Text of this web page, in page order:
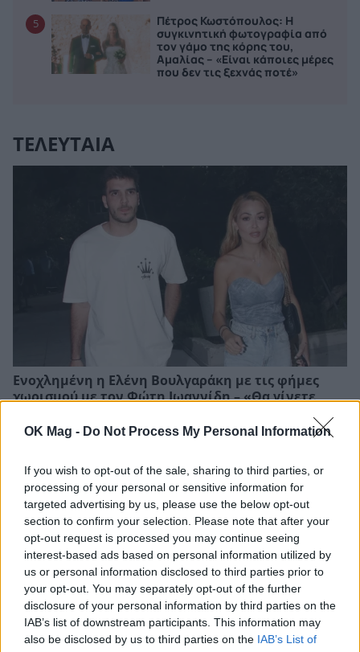
OK Mag - Do Not Process My Personal Information
If you wish to opt-out of the sale, sharing to third parties, or
processing of your personal or sensitive information for
targeted advertising by us, please use the below opt-out
section to confirm your selection. Please note that after your
opt-out request is processed you may continue seeing
interest-based ads based on personal information utilized by
us or personal information disclosed to third parties prior to
your opt-out. You may separately opt-out of the further
disclosure of your personal information by third parties on the
IAB’s list of downstream participants. This information may
also be disclosed by us to third parties on the IAB’s List of
5
Πέτρος Κωστόπουλος: Η
συγκινητική φωτογραφία από
τον γάμο της κόρης του,
Αμαλίας – «Είναι κάποιες μέρες
που δεν τις ξεχνάς ποτέ»
ΤΕΛΕΥΤΑΙΑ
Ενοχλημένη η Ελένη Βουλγαράκη με τις φήμες
χωρισμού με τον Φώτη Ιωαννίδη – «Θα γίνετε
Ελίζαμπεθ Ελέτσι: «Σήμερα κάναμε τα πρώτα μας